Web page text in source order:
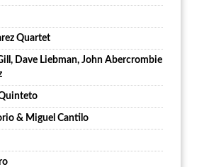
Quartet
Dave Liebman, John Abercrombie
& Miguel Cantilo